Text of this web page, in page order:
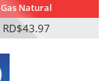
Gas Natural
RD$43.97